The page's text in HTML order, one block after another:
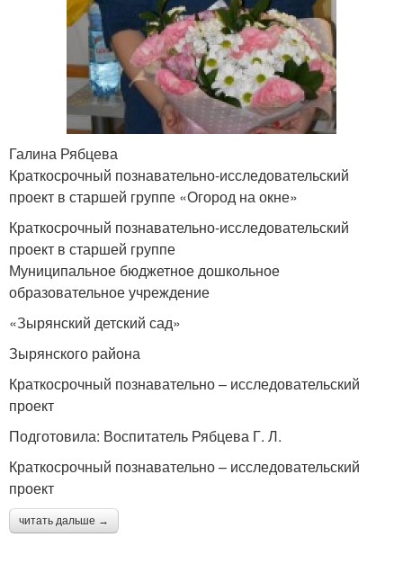
Галина Рябцева
Краткосрочный познавательно-исследовательский
проект в старшей группе «Огород на окне»
Краткосрочный познавательно-исследовательский
проект в старшей группе
Муниципальное бюджетное дошкольное
образовательное учреждение
«Зырянский детский сад»
Зырянского района
Краткосрочный познавательно – исследовательский
проект
Подготовила: Воспитатель Рябцева Г. Л.
Краткосрочный познавательно – исследовательский
проект
читать дальше →